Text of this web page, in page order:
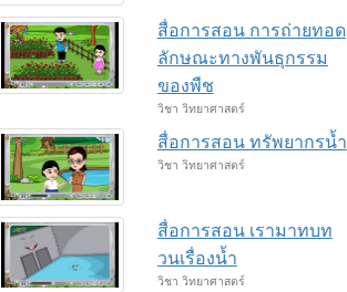
สื่อการสอน การถ่ายทอด
ลักษณะทางพันธุกรรม
ของพืช
วิชา วิทยาศาสตร์
สื่อการสอน ทรัพยากรน้ำ
วิชา วิทยาศาสตร์
สื่อการสอน เรามาทบท
วนเรื่องน้ำ
วิชา วิทยาศาสตร์